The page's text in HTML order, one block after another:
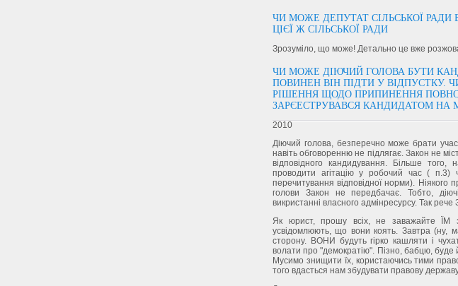
ЧИ МОЖЕ ДЕПУТАТ СІЛЬСЬКОЇ
ЦІЄЇ Ж СІЛЬСЬКОЇ РАДИ
Зрозуміло, що може! Детально це вже
ЧИ МОЖЕ ДІЮЧИЙ ГОЛОВА БУТИ
ПОВИНЕН ВІН ПІДТИ У ВІДПУСТКУ.
РІШЕННЯ ЩОДО ПРИПИНЕННЯ
ЗАРЄЕСТРУВАВСЯ КАНДИДАТОМ НА
2010
Діючий голова, безперечно може брати
навіть обговоренню не підлягає. Закон не
відповідного кандидування. Більше
проводити агітацію у робочий час ( п.3)
перечитування відповідної норми).
голови Закон не передбачає. Тобто,
викристанні власного адмінресурсу. Так
Як юрист, прошу всіх, не заважайте ЇМ
усвідомлюють, що вони коять. Завтра (ну,
сторону. ВОНИ будуть гірко кашляти і
волати про "демократію". Пізно, бабцю, буде
Мусимо знищити їх, користаючись тими
того вдасться нам збудувати правову